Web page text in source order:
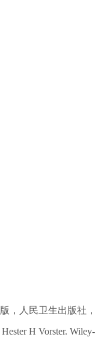
，人民卫生出版社
H Vorster.